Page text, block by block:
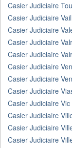
Casier Judiciaire
Casier Judiciaire
Casier Judiciaire
Casier Judiciaire
Casier Judiciaire
Casier Judiciaire
Casier Judiciaire
Casier Judiciaire
Casier Judiciaire
Casier Judiciaire
Casier Judiciaire
Casier Judiciaire